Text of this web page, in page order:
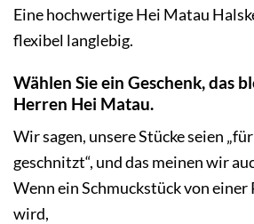
Eine hochwertigeHei Matau
flexibel langlebig.
Wählen Sie ein Geschenk, das
Herren Hei Matau.
Wir sagen, unsere Stücke seien
geschnitzt“, und das meinen wir
Wenn ein Schmuckstück von einer
wird,